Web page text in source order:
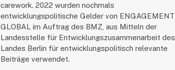
carework. 2022 wurden nochmals
entwicklungspolitische Gelder von ENGAGEMENT
GLOBAL im Auftrag des BMZ, aus Mitteln der
Landesstelle für Entwicklungszusammenarbeit des
Landes Berlin für entwicklungspolitisch relevante
Beiträge verwendet.